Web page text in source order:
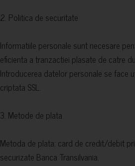
2. Politica de securitate
Informatiile personale sunt necesare
eficienta a tranzactiei plasate de catre
Introducerea datelor personale se face
criptata SSL.
3. Metode de plata
Metoda de plata: card de credit/debit
securizate Banca Transilvania.